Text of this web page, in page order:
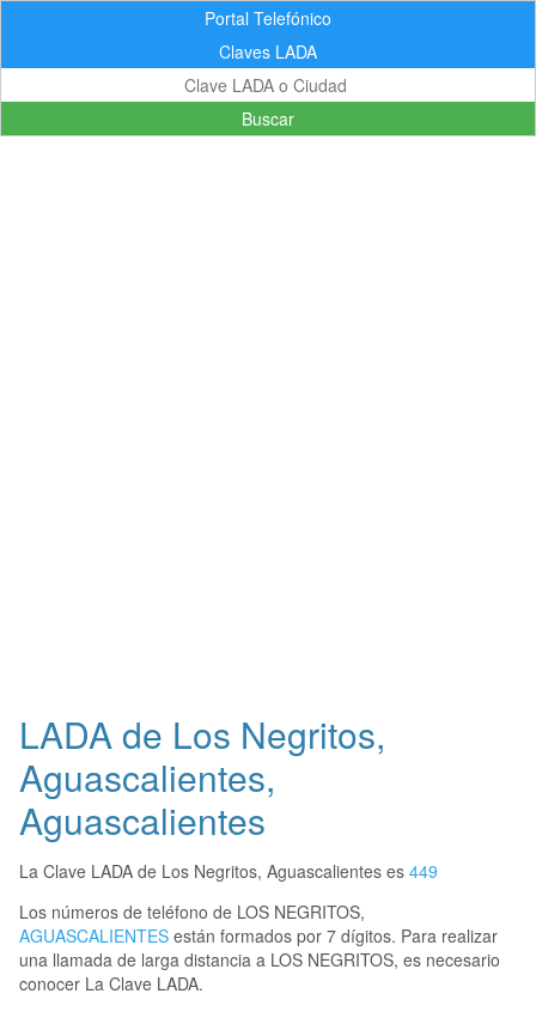
Portal Telefónico
Claves LADA
Buscar
LADA de Los Negritos,
Aguascalientes,
Aguascalientes
La Clave LADA de Los Negritos, Aguascalientes es 449
Los números de teléfono de LOS NEGRITOS,
AGUASCALIENTES están formados por 7 dígitos. Para realizar
una llamada de larga distancia a LOS NEGRITOS, es necesario
conocer La Clave LADA.